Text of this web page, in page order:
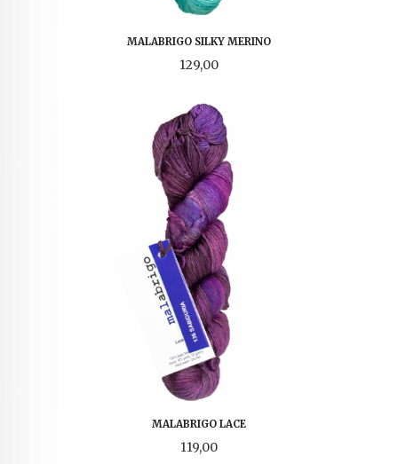
MALABRIGO SILKY MERINO
Pris
129,00
MALABRIGO LACE
Pris
119,00